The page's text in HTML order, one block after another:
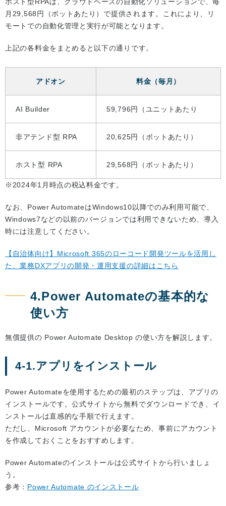
月29,568円（ボットあたり）で提供されます。これにより、リ
モートでの自動化管理と実行が可能となります。
上記の各料金をまとめると以下の通りです。
アドオン 料金（毎月）
AI Builder 59,796円（ユニットあたり
非アテンド型 RPA 20,625円（ボットあたり）
ホスト型 RPA 29,568円（ボットあたり）
※2024年1月時点の税込料金です。
なお、Power AutomateはWindows10以降でのみ利用可能で、
Windows7などの以前のバージョンでは利用できないため、導入
時には注意してください。
【自治体向け】Microsoft 365のローコード開発ツールを活用し
た、業務DXアプリの開発・運用支援の詳細はこちら
4.Power Automateの基本的な
使い方
無償提供の Power Automate Desktop の使い方を解説します。
4-1.アプリをインストール
Power Automateを使用するための最初のステップは、アプリの
インストールです。公式サイトから無料でダウンロードでき、イ
ンストールは直感的な手順で行えます。
ただし、Microsoft アカウントが必要なため、事前にアカウント
を作成しておくことをおすすめします。
Power Automateのインストールは公式サイトから行いましょ
う。
参考： Power Automate のインストール